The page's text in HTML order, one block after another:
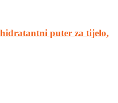
puter za tijelo,